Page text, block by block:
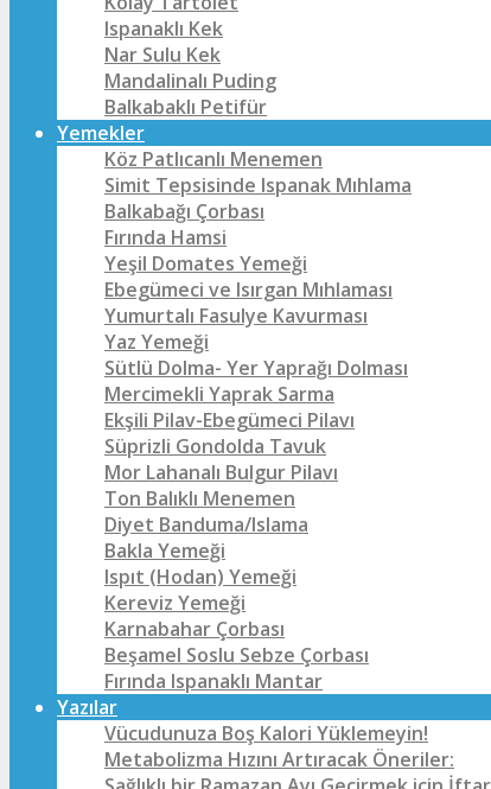
Ispanaklı Kek
Nar Sulu Kek
Mandalinalı Puding
Balkabaklı Petifür
Yemekler
Köz Patlıcanlı Menemen
Simit Tepsisinde Ispanak Mıhlama
Balkabağı Çorbası
Fırında Hamsi
Yeşil Domates Yemeği
Ebegümeci ve Isırgan Mıhlaması
Yumurtalı Fasulye Kavurması
Yaz Yemeği
Sütlü Dolma- Yer Yaprağı Dolması
Mercimekli Yaprak Sarma
Ekşili Pilav-Ebegümeci Pilavı
Süprizli Gondolda Tavuk
Mor Lahanalı Bulgur Pilavı
Ton Balıklı Menemen
Diyet Banduma/Islama
Bakla Yemeği
Ispıt (Hodan) Yemeği
Kereviz Yemeği
Karnabahar Çorbası
Beşamel Soslu Sebze Çorbası
Fırında Ispanaklı Mantar
Yazılar
Vücudunuza Boş Kalori Yüklemeyin!
Metabolizma Hızını Artıracak Öneriler: